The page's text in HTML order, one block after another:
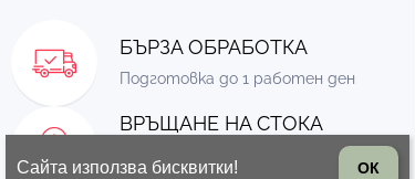
БЪРЗА ОБРАБОТКА
Подготовка до 1 работен ден
ВРЪЩАНЕ НА СТОКА
стоката
Сайта използва бисквитки! ОК